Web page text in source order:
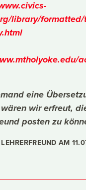
library/
eine
wir erfreut,
posten zu
AM